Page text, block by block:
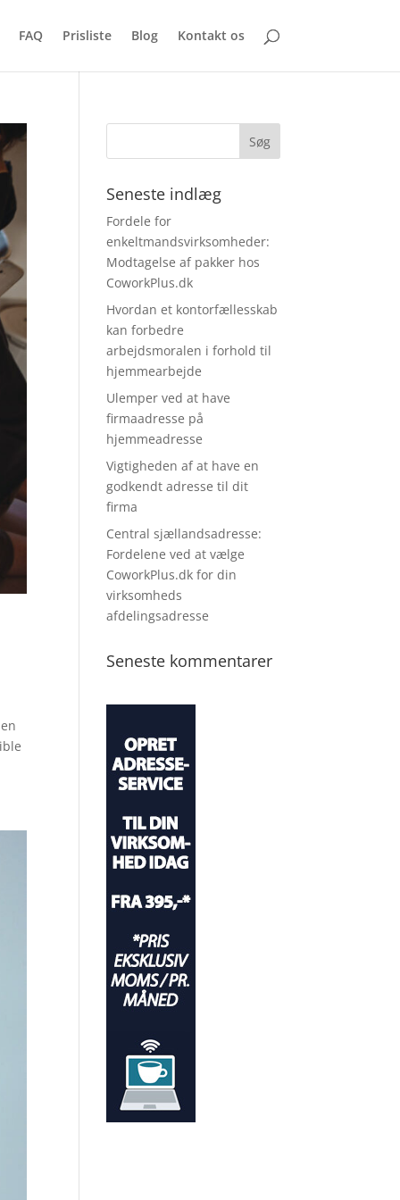
FAQ Prisliste Blog Kontakt os
Seneste indlæg
Fordele for
enkeltmandsvirksomheder:
Modtagelse af pakker hos
CoworkPlus.dk
Hvordan et kontorfællesskab
kan forbedre
arbejdsmoralen i forhold til
hjemmearbejde
Ulemper ved at have
firmaadresse på
hjemmeadresse
Vigtigheden af at have en
godkendt adresse til dit
firma
Central sjællandsadresse:
Fordelene ved at vælge
CoworkPlus.dk for din
virksomheds
afdelingsadresse
Seneste kommentarer